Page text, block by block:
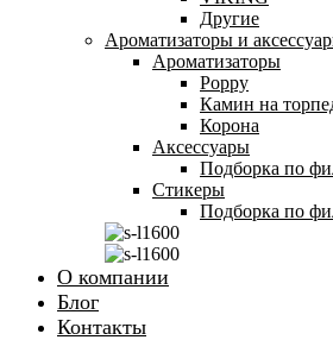
Другие
Ароматизаторы и
Ароматизаторы
Poppy
Камин на
Корона
Аксессуары
Подборка по
Стикеры
Подборка по
О компании
Блог
Контакты